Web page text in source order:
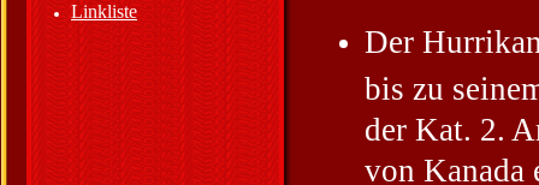
Linkliste
Der
bis zu
der Kat. 2.
von Kanada